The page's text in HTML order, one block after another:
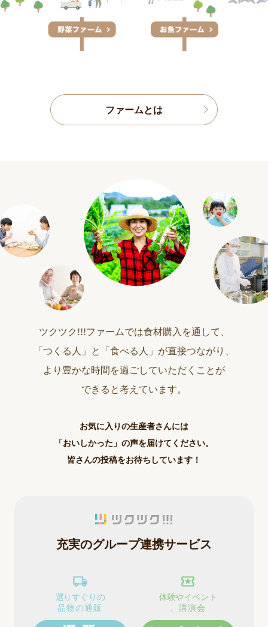
ファームとは
ツクツク!!!ファームでは食材購入を通して、
「つくる人」と「食べる人」が直接つながり、
より豊かな時間を過ごしていただくことが
できると考えています。
お気に入りの生産者さんには
「おいしかった」の声を届けてください。
皆さんの投稿をお待ちしています！
充実のグループ連携サービス
選りすぐりの
品物の通販
体験やイベント
、講演会